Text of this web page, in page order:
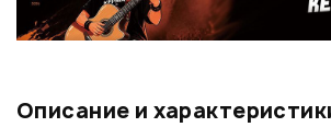
Описание и